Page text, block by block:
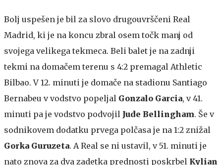
Bolj uspešen je bil za slovo drugouvrščeni Real
Madrid, ki je na koncu zbral osem točk manj od
svojega velikega tekmeca. Beli balet je na zadnji
tekmi na domačem terenu s 4:2 premagal Athletic
Bilbao. V 12. minuti je domače na stadionu Santiago
Bernabeu v vodstvo popeljal Gonzalo Garcia, v 41.
minuti pa je vodstvo podvojil Jude Bellingham. Še v
sodnikovem dodatku prvega polčasa je na 1:2 znižal
Gorka Guruzeta. A Real se ni ustavil, v 51. minuti je
nato znova za dva zadetka prednosti poskrbel Kylian